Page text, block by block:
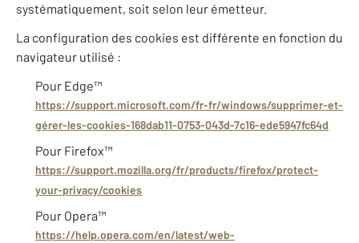
systématiquement, soit selon leur émetteur.
La configuration des cookies est différente en fonction du
navigateur utilisé :
Pour Edge™
https://support.microsoft.com/fr-fr/windows/supprimer-et-
gérer-les-cookies-168dab11-0753-043d-7c16-ede5947fc64d
Pour Firefox™
https://support.mozilla.org/fr/products/firefox/protect-
your-privacy/cookies
Pour Opera™
https://help.opera.com/en/latest/web-